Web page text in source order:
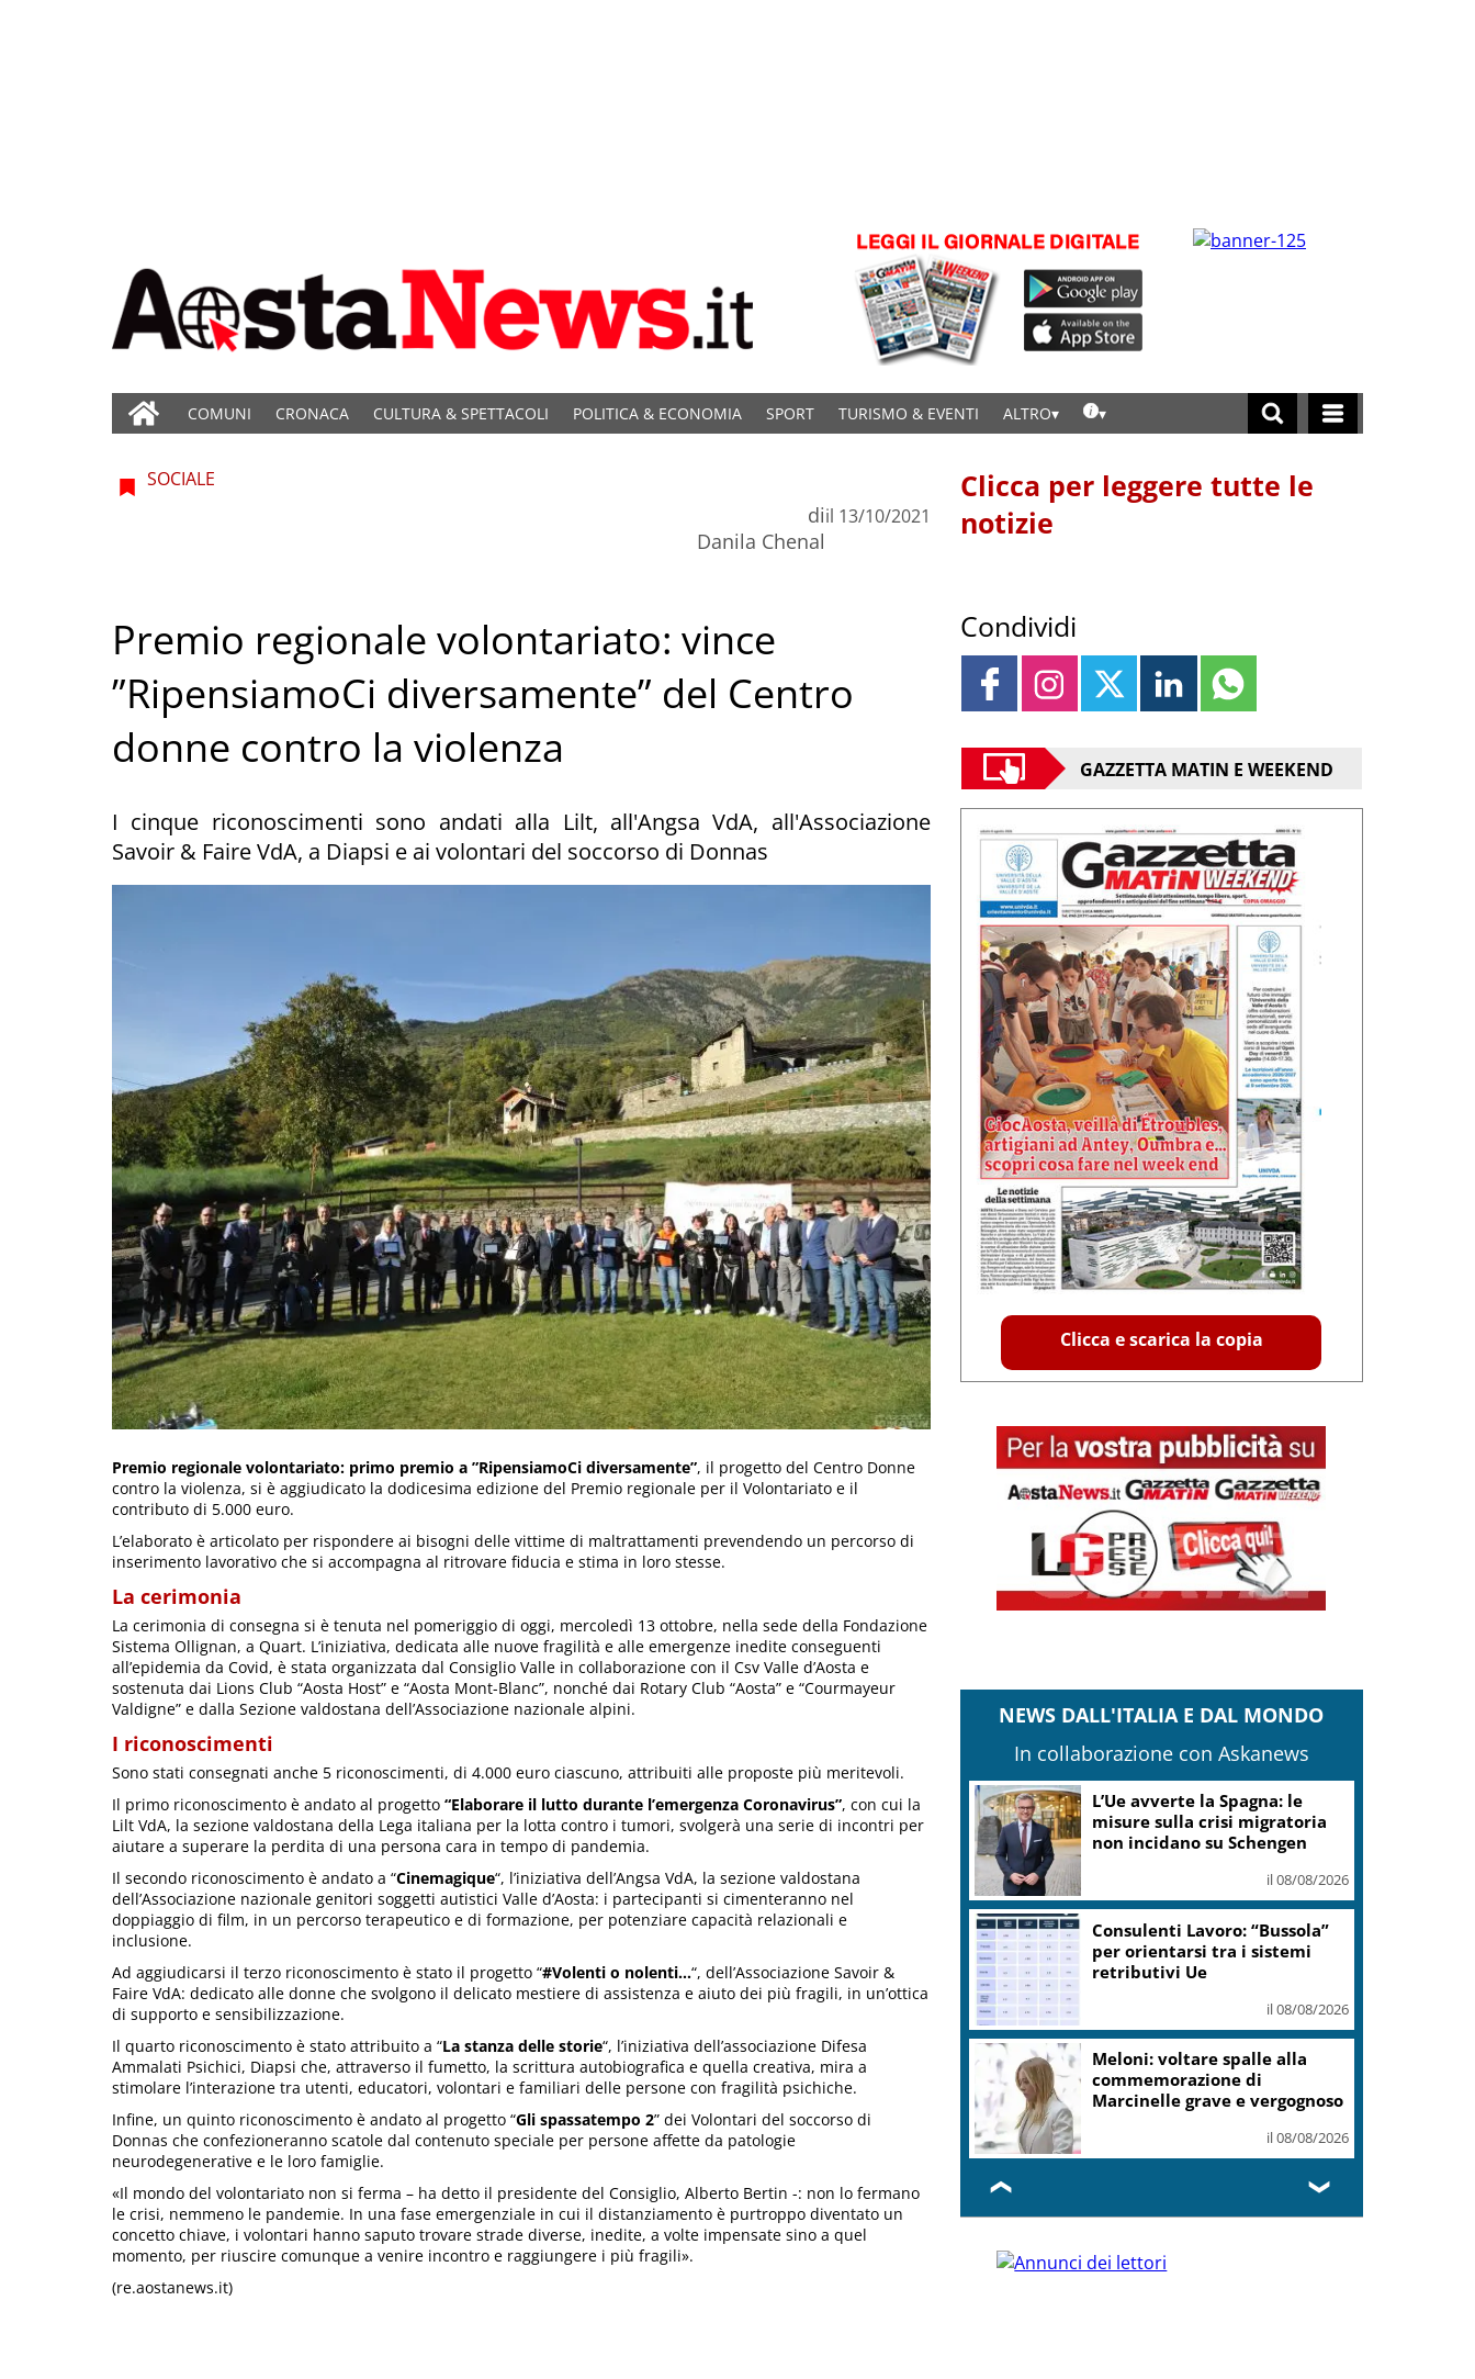
COMUNI CRONACA CULTURA & SPETTACOLI POLITICA & ECONOMIA SPORT TURISMO & EVENTI ALTRO
SOCIALE
di
Danila Chenal
il 13/10/2021
Premio regionale volontariato: vince
”RipensiamoCi diversamente” del Centro
donne contro la violenza
I cinque riconoscimenti sono andati alla Lilt, all'Angsa VdA, all'Associazione
Savoir & Faire VdA, a Diapsi e ai volontari del soccorso di Donnas
Premio regionale volontariato: primo premio a ”RipensiamoCi diversamente”, il progetto del Centro Donne
contro la violenza, si è aggiudicato la dodicesima edizione del Premio regionale per il Volontariato e il
contributo di 5.000 euro.
L’elaborato è articolato per rispondere ai bisogni delle vittime di maltrattamenti prevendendo un percorso di
inserimento lavorativo che si accompagna al ritrovare fiducia e stima in loro stesse.
La cerimonia
La cerimonia di consegna si è tenuta nel pomeriggio di oggi, mercoledì 13 ottobre, nella sede della Fondazione
Sistema Ollignan, a Quart. L’iniziativa, dedicata alle nuove fragilità e alle emergenze inedite conseguenti
all’epidemia da Covid, è stata organizzata dal Consiglio Valle in collaborazione con il Csv Valle d’Aosta e
sostenuta dai Lions Club “Aosta Host” e “Aosta Mont-Blanc”, nonché dai Rotary Club “Aosta” e “Courmayeur
Valdigne” e dalla Sezione valdostana dell’Associazione nazionale alpini.
I riconoscimenti
Sono stati consegnati anche 5 riconoscimenti, di 4.000 euro ciascuno, attribuiti alle proposte più meritevoli.
Il primo riconoscimento è andato al progetto “Elaborare il lutto durante l’emergenza Coronavirus”, con cui la
Lilt VdA, la sezione valdostana della Lega italiana per la lotta contro i tumori, svolgerà una serie di incontri per
aiutare a superare la perdita di una persona cara in tempo di pandemia.
Il secondo riconoscimento è andato a “Cinemagique“, l’iniziativa dell’Angsa VdA, la sezione valdostana
dell’Associazione nazionale genitori soggetti autistici Valle d’Aosta: i partecipanti si cimenteranno nel
doppiaggio di film, in un percorso terapeutico e di formazione, per potenziare capacità relazionali e
inclusione.
Ad aggiudicarsi il terzo riconoscimento è stato il progetto “#Volenti o nolenti…“, dell’Associazione Savoir &
Faire VdA: dedicato alle donne che svolgono il delicato mestiere di assistenza e aiuto dei più fragili, in un’ottica
di supporto e sensibilizzazione.
Il quarto riconoscimento è stato attribuito a “La stanza delle storie“, l’iniziativa dell’associazione Difesa
Ammalati Psichici, Diapsi che, attraverso il fumetto, la scrittura autobiografica e quella creativa, mira a
stimolare l’interazione tra utenti, educatori, volontari e familiari delle persone con fragilità psichiche.
Infine, un quinto riconoscimento è andato al progetto “Gli spassatempo 2” dei Volontari del soccorso di
Donnas che confezioneranno scatole dal contenuto speciale per persone affette da patologie
neurodegenerative e le loro famiglie.
«Il mondo del volontariato non si ferma – ha detto il presidente del Consiglio, Alberto Bertin -: non lo fermano
le crisi, nemmeno le pandemie. In una fase emergenziale in cui il distanziamento è purtroppo diventato un
concetto chiave, i volontari hanno saputo trovare strade diverse, inedite, a volte impensate sino a quel
momento, per riuscire comunque a venire incontro e raggiungere i più fragili».
(re.aostanews.it)
Clicca per leggere tutte le
notizie
Condividi
GAZZETTA MATIN E WEEKEND
Clicca e scarica la copia
NEWS DALL'ITALIA E DAL MONDO
In collaborazione con Askanews
L’Ue avverte la Spagna: le
misure sulla crisi migratoria
non incidano su Schengen
il 08/08/2026
Consulenti Lavoro: “Bussola”
per orientarsi tra i sistemi
retributivi Ue
il 08/08/2026
Meloni: voltare spalle alla
commemorazione di
Marcinelle grave e vergognoso
il 08/08/2026
❮ ❯